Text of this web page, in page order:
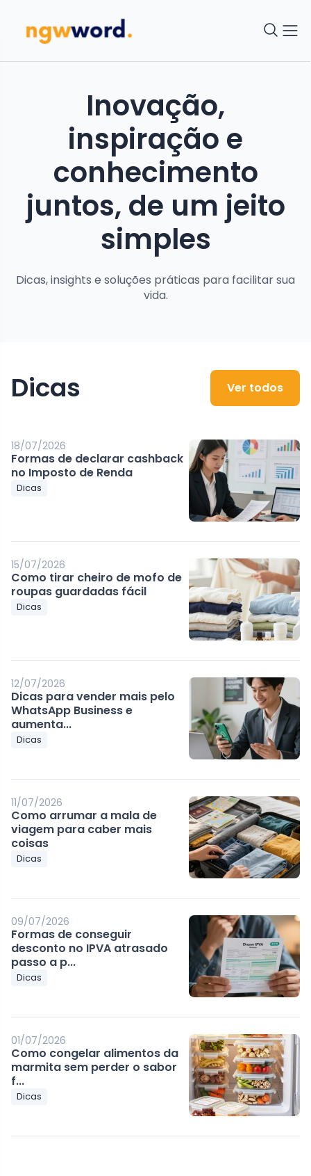
Inovação,
inspiração e
conhecimento
juntos, de um jeito
simples
Dicas, insights e soluções práticas para facilitar sua
vida.
Dicas Ver todos
18/07/2026
Formas de declarar cashback
no Imposto de Renda
Dicas
15/07/2026
Como tirar cheiro de mofo de
roupas guardadas fácil
Dicas
12/07/2026
Dicas para vender mais pelo
WhatsApp Business e
aumenta...
Dicas
11/07/2026
Como arrumar a mala de
viagem para caber mais
coisas
Dicas
09/07/2026
Formas de conseguir
desconto no IPVA atrasado
passo a p...
Dicas
01/07/2026
Como congelar alimentos da
marmita sem perder o sabor
f...
Dicas